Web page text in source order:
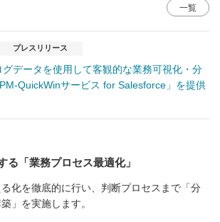
一覧
プレスリリース
データを使用して客観的な業務可視化・分
QuickWinサービス for Salesforce」を提供
る「業務プロセス最適化」
化を徹底的に行い、判断プロセスまで「分
」を実施します。